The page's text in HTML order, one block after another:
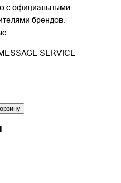
с официальными
брендов.
SERVICE